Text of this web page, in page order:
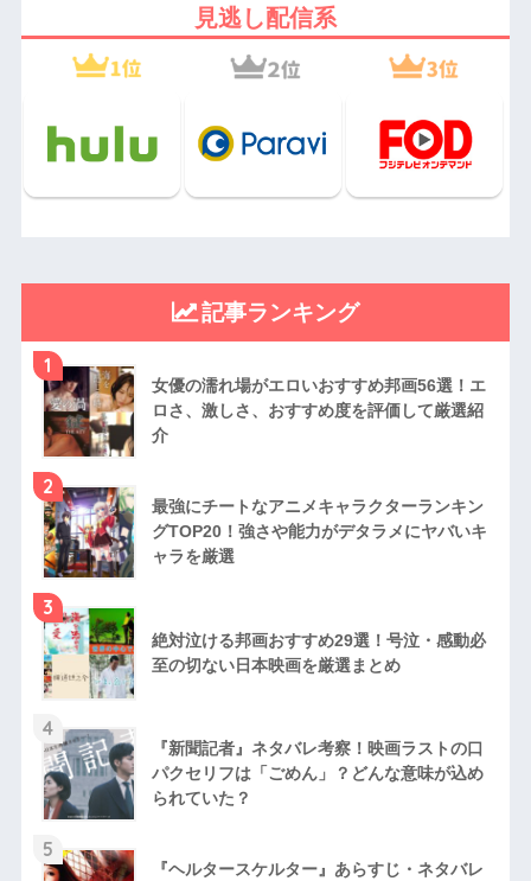
見逃し配信系
記事ランキング
1
女優の濡れ場がエロいおすすめ邦画56選！エ
ロさ、激しさ、おすすめ度を評価して厳選紹
介
2
最強にチートなアニメキャラクターランキン
グTOP20！強さや能力がデタラメにヤバいキ
ャラを厳選
3
絶対泣ける邦画おすすめ29選！号泣・感動必
至の切ない日本映画を厳選まとめ
4
『新聞記者』ネタバレ考察！映画ラストの口
パクセリフは「ごめん」？どんな意味が込め
られていた？
5
『ヘルタースケルター』あらすじ・ネタバレ